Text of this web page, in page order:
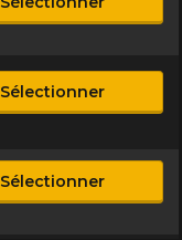
Sélectionner
Sélectionner